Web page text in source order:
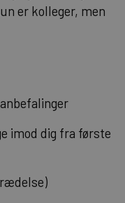
er kolleger, men
imod dig fra første